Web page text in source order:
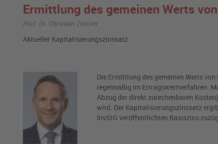
Ermittlung des gemeinen Werts
Prof. Dr. Christian Zwirner
Aktueller Kapitalisierungszinssatz
Die Ermittlung des gemeinen Werts
regelmäßig im Ertragswertverfahren.
Abzug der direkt zurechenbaren
wird. Der Kapitalisierungszinssatz
InvStG veröffentlichten Basiszins